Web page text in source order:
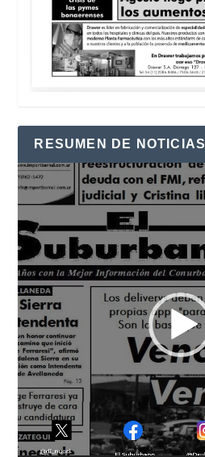
RESUMEN DE NOTICIAS
Reproductor
de
vídeo